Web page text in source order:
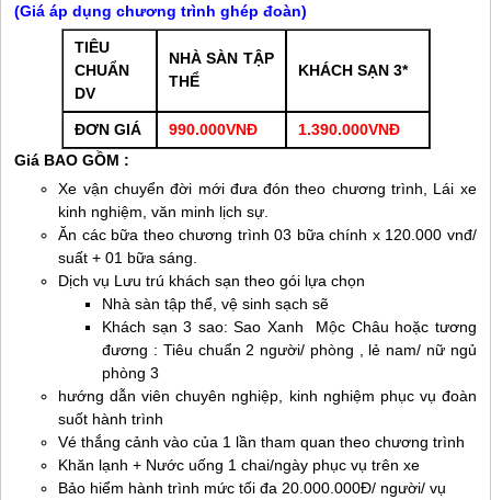
(Giá áp dụng chương trình ghép đoàn)
TIÊU
CHUẨN
DV
NHÀ SÀN TẬP
THỂ
KHÁCH SẠN 3*
ĐƠN GIÁ 990.000VNĐ
1.390.000VNĐ
Giá BAO GỒM :
Xe vận chuyển đời mới đưa đón theo chương trình, Lái xe
kinh nghiệm, văn minh lịch sự.
Ăn các bữa theo chương trình 03 bữa chính x 120.000 vnđ/
suất + 01 bữa sáng.
Dịch vụ Lưu trú khách sạn theo gói lựa chọn
Nhà sàn tập thể, vệ sinh sạch sẽ
Khách sạn 3 sao: Sao Xanh Mộc Châu hoặc tương
đương : Tiêu chuẩn 2 người/ phòng , lẻ nam/ nữ ngủ
phòng 3
hướng dẫn viên chuyên nghiệp, kinh nghiệm phục vụ đoàn
suốt hành trình
Vé thắng cảnh vào của 1 lần tham quan theo chương trình
Khăn lạnh + Nước uống 1 chai/ngày phục vụ trên xe
Bảo hiểm hành trình mức tối đa 20.000.000Đ/ người/ vụ